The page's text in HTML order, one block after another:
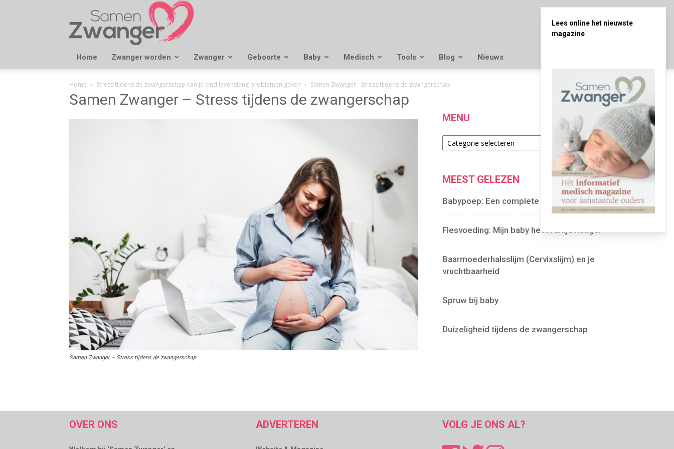
Samen
Zwanger
Home Zwanger worden Zwanger Geboorte Baby Medisch Tools Blog Nieuws
Home Stress tijdens de zwangerschap kan je kind levenslang problemen geven Samen Zwanger - Stress tijdens de zwangerschap
Samen Zwanger – Stress tijdens de zwangerschap
Samen Zwanger – Stress tijdens de zwangerschap
MENU
Menu
MEEST GELEZEN
Babypoep: Een complete gids
Flesvoeding: Mijn baby heeft altijd honger
Baarmoederhalsslijm (Cervixslijm) en je
vruchtbaarheid
Spruw bij baby
Duizeligheid tijdens de zwangerschap
OVER ONS ADVERTEREN VOLG JE ONS AL?
Lees online het nieuwste
magazine